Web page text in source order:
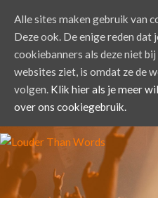
Alle sites maken gebruik van
Deze ook. De enige reden dat
cookiebanners als deze niet bij
websites ziet, is omdat ze de
volgen. Klik hier als je meer
over ons cookiegebruik.